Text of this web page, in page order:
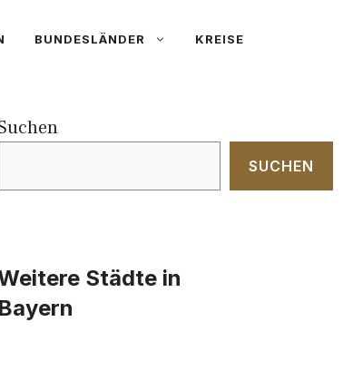
BUNDESLÄNDER KREISE
SUCHEN
Städte in
Bayern